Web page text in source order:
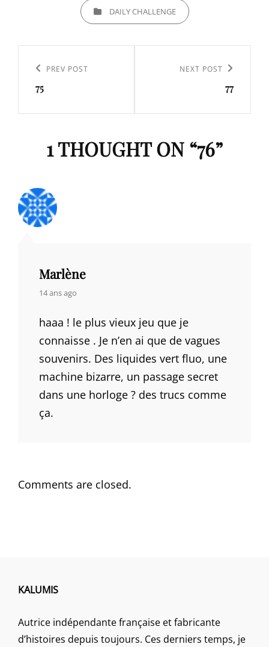
CATEGORIESDAILY CHALLENGE
l’article
Previous
Post
PREV POST
75
NEXT POST
77
1 THOUGHT ON “76”
Marlène
says:
14 ans ago
haaa ! le plus vieux jeu que je
connaisse . Je n’en ai que de vagues
souvenirs. Des liquides vert fluo, une
machine bizarre, un passage secret
dans une horloge ? des trucs comme
ça.
Comments are closed.
KALUMIS
Autrice indépendante française et fabricante
d’histoires depuis toujours. Ces derniers temps, je